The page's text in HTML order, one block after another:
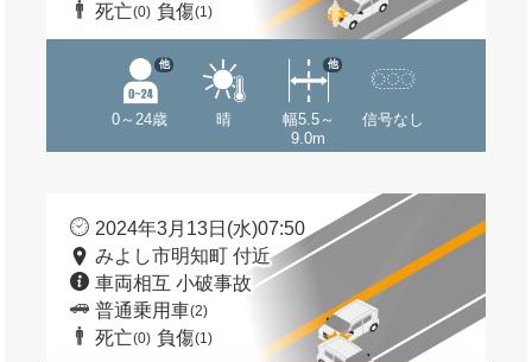
死亡(0) 負傷(1)
0～24歳
他
晴
幅5.5～
9.0m
他
信号なし
2024年3月13日(水)07:50
みよし市明知町 付近
車両相互 小破事故
普通乗用車(2)
死亡(0) 負傷(1)